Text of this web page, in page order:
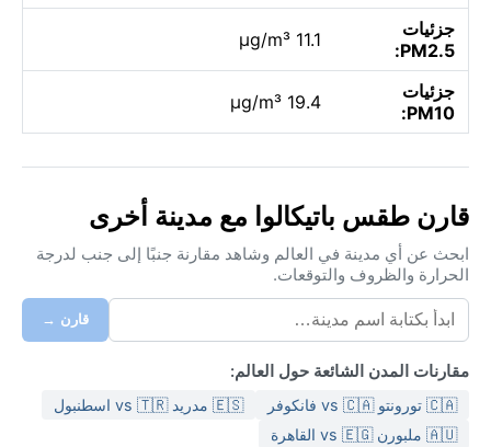
جزئيات
PM2.5:
11.1 µg/m³
جزئيات
PM10:
19.4 µg/m³
قارن طقس باتيكالوا مع مدينة أخرى
ابحث عن أي مدينة في العالم وشاهد مقارنة جنبًا إلى جنب لدرجة
الحرارة والظروف والتوقعات.
قارن →
مقارنات المدن الشائعة حول العالم:
🇨🇦 تورونتو vs 🇨🇦 فانكوفر
🇪🇸 مدريد vs 🇹🇷 اسطنبول
🇦🇺 ملبورن vs 🇪🇬 القاهرة